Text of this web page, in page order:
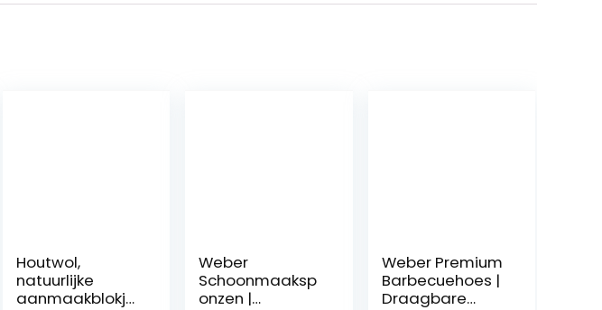
Houtwol,
natuurlijke
aanmaakblokje
Weber
Schoonmaaksp
onzen |
Weber Premium
Barbecuehoes |
Draagbare